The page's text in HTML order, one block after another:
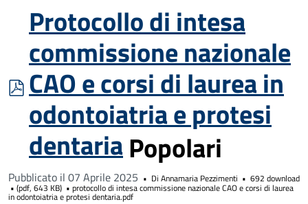
pdf
Protocollo di intesa
commissione nazionale
CAO e corsi di laurea in
odontoiatria e protesi
dentariaPopolari
Pubblicato il 07 Aprile 2025 Di Annamaria Pezzimenti 692 download
(pdf, 643 KB) protocollo di intesa commissione nazionale CAO e corsi di laurea
in odontoiatria e protesi dentaria.pdf